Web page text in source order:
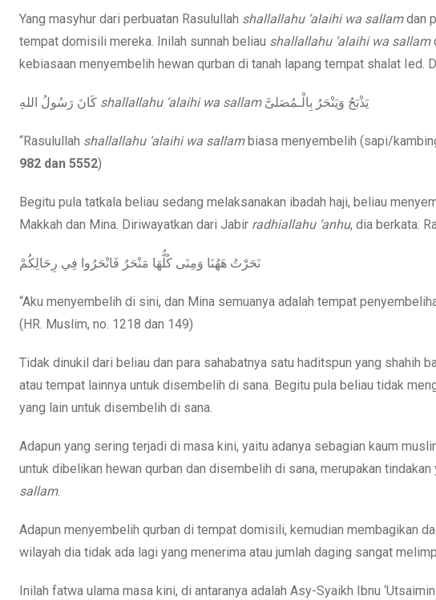
Yang masyhur dari perbuatan Rasulullah shallallahu ‘alaihi wa sallamdan
tempat domisili mereka. Inilah sunnah beliau shallallahu ‘alaihi wa sallam
kebiasaan menyembelih hewan qurban di tanah lapang tempat shalat Ied.
shallallahu ‘alaihi wa sallam يَذْبَحُ وَيَنْحَرُ بِالْـمُصَلىَّ
“Rasulullah shallallahu ‘alaihi wa sallambiasa menyembelih (sapi/
982 dan 5552)
Begitu pula tatkala beliau sedang melaksanakan ibadah haji, beliau
Makkah dan Mina. Diriwayatkan dari Jabir radhiallahu ‘anhu, dia berkata:
نَحَرْتُ هَهُنَا وَمِنَى كُلُّهَا مَنْحَرٌ فَانْحَرُوا فِي رِحَالِكُمْ
“Aku menyembelih di sini, dan Mina semuanya adalah tempat
(HR. Muslim, no. 1218 dan 149)
Tidak dinukil dari beliau dan para sahabatnya satu haditspun yang shahih
atau tempat lainnya untuk disembelih di sana. Begitu pula beliau tidak
yang lain untuk disembelih di sana.
Adapun yang sering terjadi di masa kini, yaitu adanya sebagian kaum
untuk dibelikan hewan qurban dan disembelih di sana, merupakan
sallam.
Adapun menyembelih qurban di tempat domisili, kemudian membagikan
wilayah dia tidak ada lagi yang menerima atau jumlah daging sangat
Inilah fatwa ulama masa kini, di antaranya adalah Asy-Syaikh Ibnu